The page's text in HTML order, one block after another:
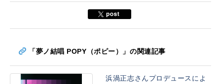
「夢ノ結唱 POPY（ポピー）」の関連記事
浜渦正志さんプロデュースによ